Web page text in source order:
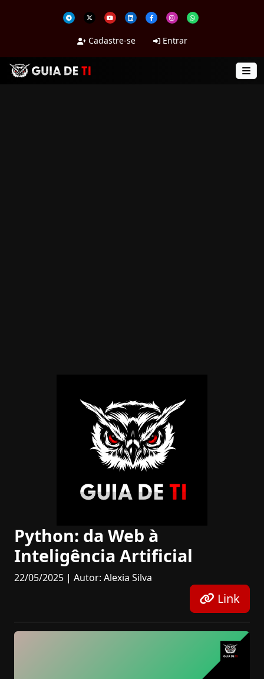
Cadastre-se Entrar
Python: da Web à
Inteligência Artificial
22/05/2025 | Autor: Alexia Silva
Link